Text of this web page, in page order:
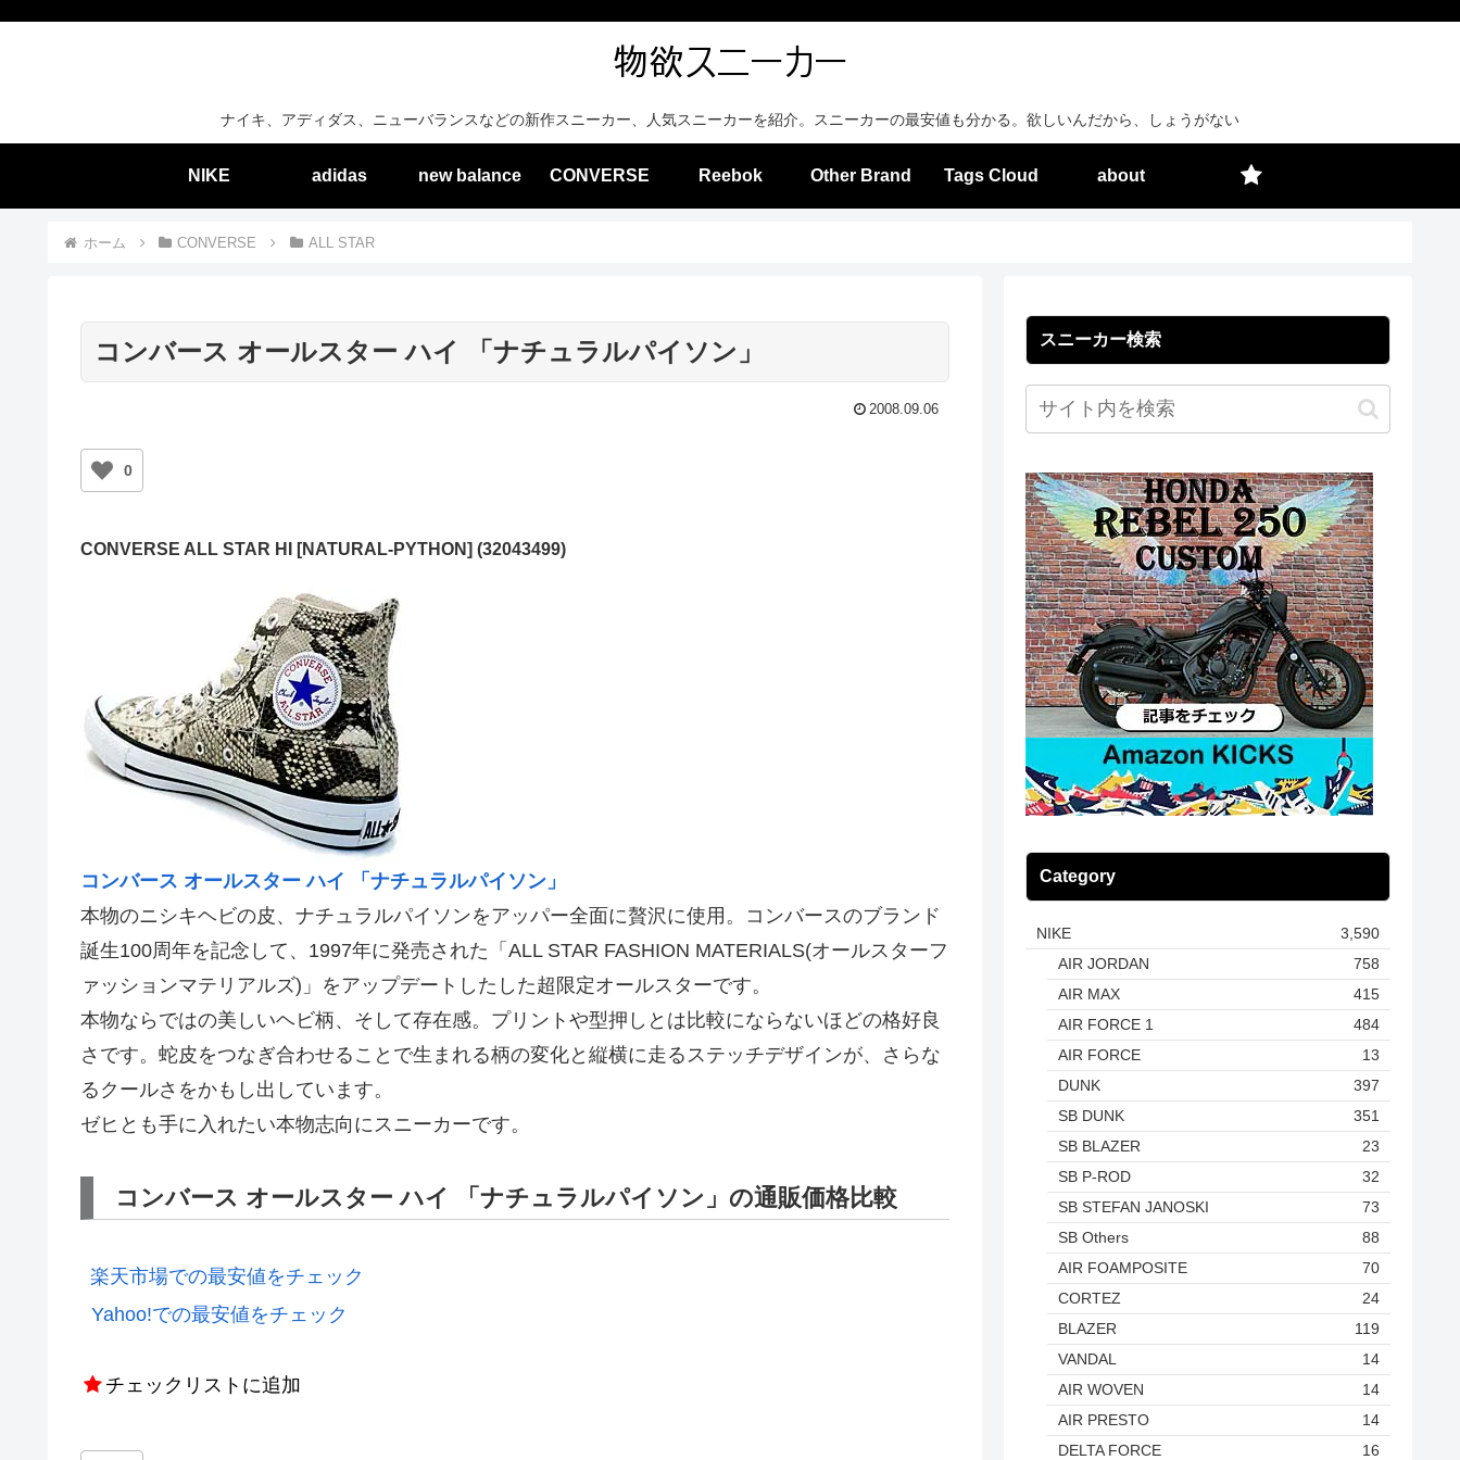
ナイキ、アディダス、ニューバランスなどの新作スニーカー、人気スニーカーを紹介。スニーカーの最安値も分かる。欲しいんだから、しょうがない
NIKE adidas new balance CONVERSE Reebok Other Brand Tags Cloud about
ホーム CONVERSE ALL STAR
コンバース オールスター ハイ 「ナチュラルパイソン」
2008.09.06
0
CONVERSE ALL STAR HI [NATURAL-PYTHON] (32043499)
コンバース オールスター ハイ 「ナチュラルパイソン」
本物のニシキヘビの皮、ナチュラルパイソンをアッパー全面に贅沢に使用。コンバースのブランド
誕生100周年を記念して、1997年に発売された「ALL STAR FASHION MATERIALS(オールスターフ
ァッションマテリアルズ)」をアップデートしたした超限定オールスターです。
本物ならではの美しいヘビ柄、そして存在感。プリントや型押しとは比較にならないほどの格好良
さです。蛇皮をつなぎ合わせることで生まれる柄の変化と縦横に走るステッチデザインが、さらな
るクールさをかもし出しています。
ゼヒとも手に入れたい本物志向にスニーカーです。
コンバース オールスター ハイ 「ナチュラルパイソン」の通販価格比較
楽天市場での最安値をチェック
Yahoo!での最安値をチェック
チェックリストに追加
スニーカー検索
Category
NIKE
3,590
AIR JORDAN
758
AIR MAX
415
AIR FORCE 1
484
AIR FORCE
13
DUNK
397
SB DUNK
351
SB BLAZER
23
SB P-ROD
32
SB STEFAN JANOSKI
73
SB Others
88
AIR FOAMPOSITE
70
CORTEZ
24
BLAZER
119
VANDAL
14
AIR WOVEN
14
AIR PRESTO
14
DELTA FORCE
16